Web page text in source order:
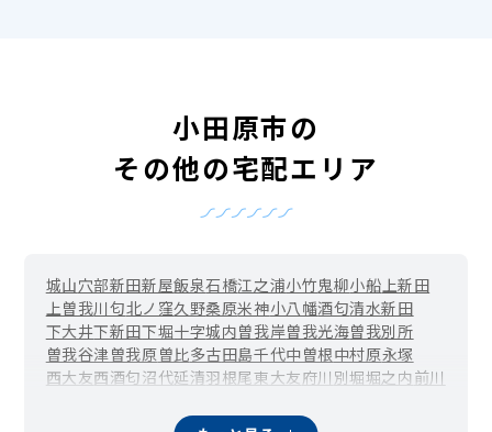
小田原市の
その他の宅配エリア
城山穴部新田新屋飯泉石橋江之浦小竹鬼柳小船 上新田
上曽我川匂北ノ窪久野桑原米神小八幡酒匂清水新田
下大井下新田下堀十字城内曽我岸曽我光海曽我別所
曽我谷津曽我原曽比多古田島千代中曽根中村原永塚
西大友西酒匂沼代延清羽根尾東大友府川 別堀堀之内前川